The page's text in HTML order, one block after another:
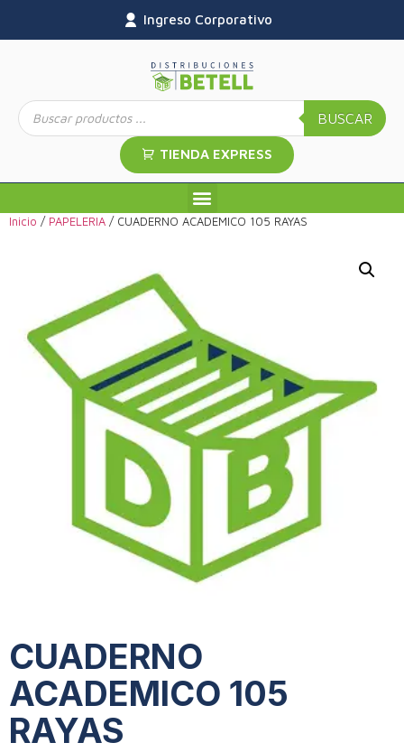
Ingreso Corporativo
BUSCAR
TIENDA EXPRESS
Inicio / PAPELERIA / CUADERNO ACADEMICO 105 RAYAS
CUADERNO
ACADEMICO 105
RAYAS